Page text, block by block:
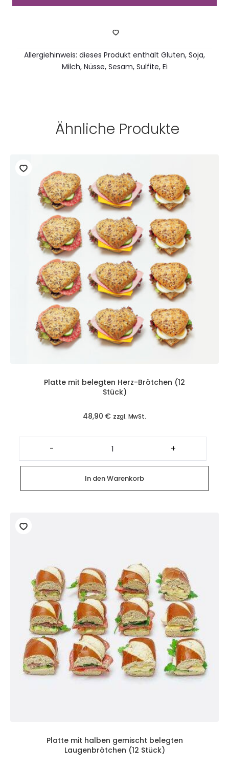
Allergiehinweis: dieses Produkt enthält Gluten, Soja,
Milch, Nüsse, Sesam, Sulfite, Ei
Ähnliche Produkte
Platte mit belegten Herz-Brötchen (12
Stück)
48,90 € zzgl. MwSt.
-
Platte
mit
belegten
Herz-
Brötchen
(12
Stück)
Menge
+
In den Warenkorb
Platte mit halben gemischt belegten
Laugenbrötchen (12 Stück)